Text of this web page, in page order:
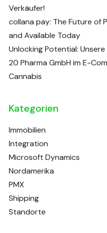
Verkäufer!
collana pay: The Future of
and Available Today
Unlocking Potential:
20 Pharma GmbH im E-
Cannabis
Kategorien
Immobilien
Integration
Microsoft Dynamics
Nordamerika
PMX
Shipping
Standorte